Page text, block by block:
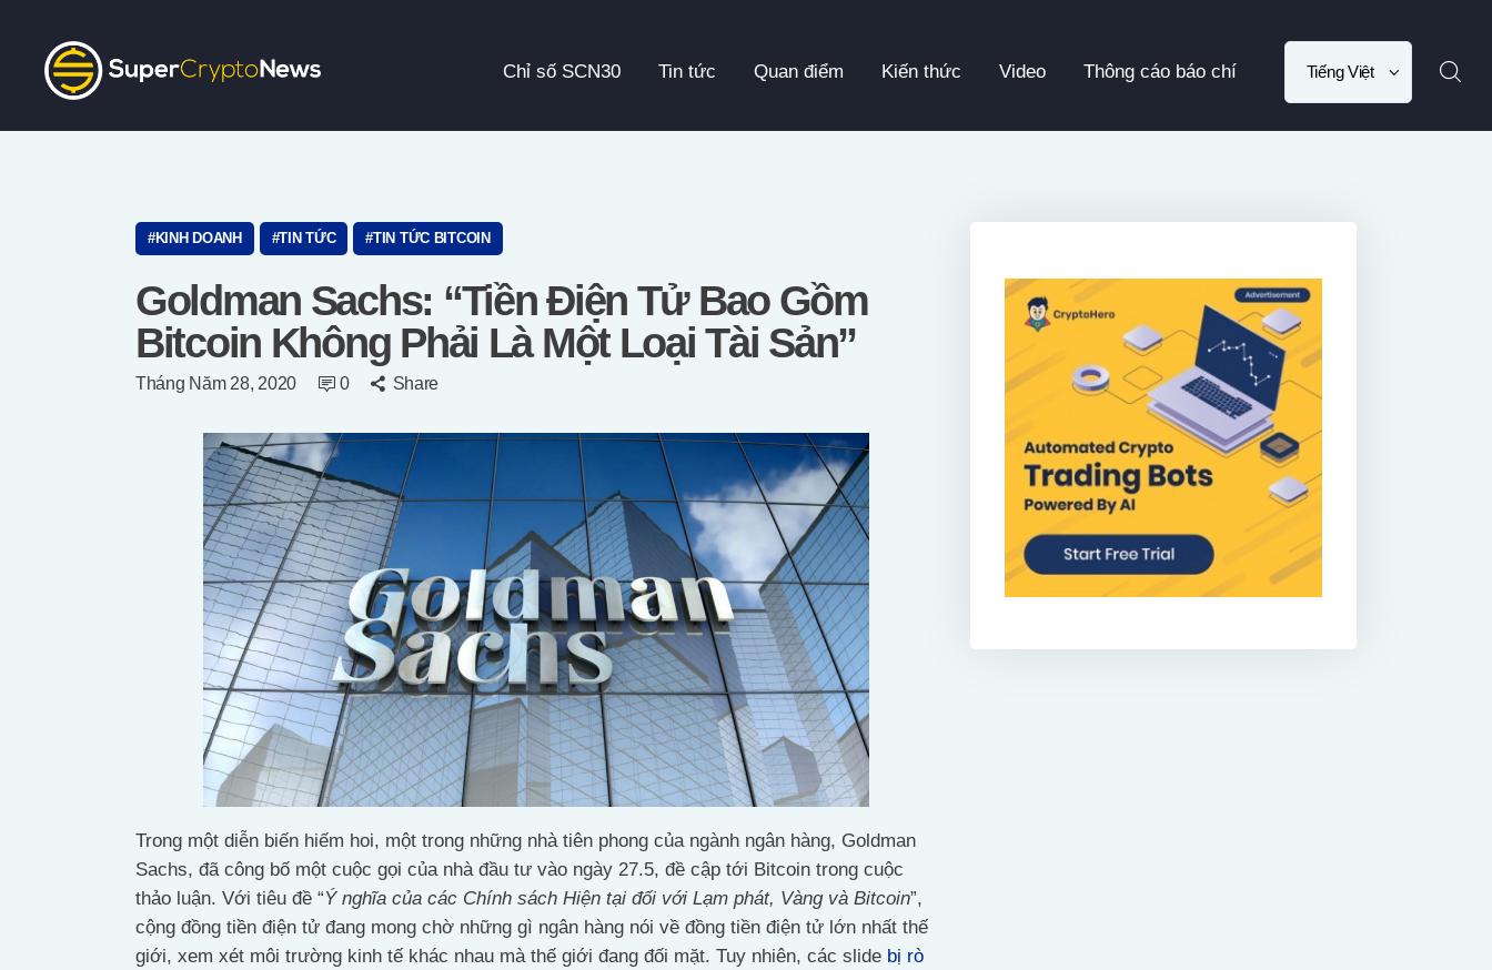
Chỉ số SCN30 Tin tức Quan điểm Kiến thức Video Thông cáo báo chí
Kiến Thức
Video
Thông Cáo Báo Chí
KINH DOANH TIN TỨC TIN TỨC BITCOIN
Goldman Sachs: “Tiền Điện Tử Bao Gồm
Bitcoin Không Phải Là Một Loại Tài Sản”
Tháng Năm 28, 2020 0 Share
Trong một diễn biến hiếm hoi, một trong những nhà tiên phong của ngành ngân hàng, Goldman
Sachs, đã công bố một cuộc gọi của nhà đầu tư vào ngày 27.5, đề cập tới Bitcoin trong cuộc
thảo luận. Với tiêu đề “Ý nghĩa của các Chính sách Hiện tại đối với Lạm phát, Vàng và Bitcoin”,
cộng đồng tiền điện tử đang mong chờ những gì ngân hàng nói về đồng tiền điện tử lớn nhất thế
giới, xem xét môi trường kinh tế khác nhau mà thế giới đang đối mặt. Tuy nhiên, các slide bị rò